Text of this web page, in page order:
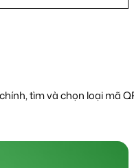
tìm và chọn loại mã